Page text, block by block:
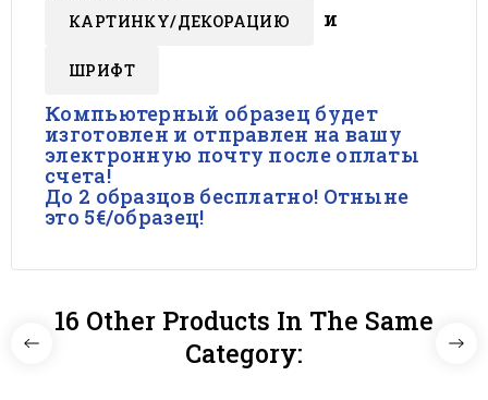
КАРТИНКY/ДЕКОРАЦИЮ и
ШРИФТ
Компьютерный образец будет
изготовлен и отправлен на вашу
электронную почту после оплаты
счета!
До 2 образцов бесплатно! Отныне
это 5€/образец!
16 Other Products In The Same
Category: